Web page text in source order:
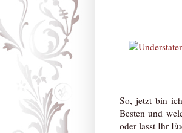
So, jetzt bin
Besten und
oder lasst Ihr